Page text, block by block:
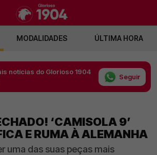
MODALIDADES ÚLTIMA HORA
notícias do Glorioso 1904
Seguir
‘CAMISOLA 9’
E RUMA À ALEMANHA
uma das suas peças mais